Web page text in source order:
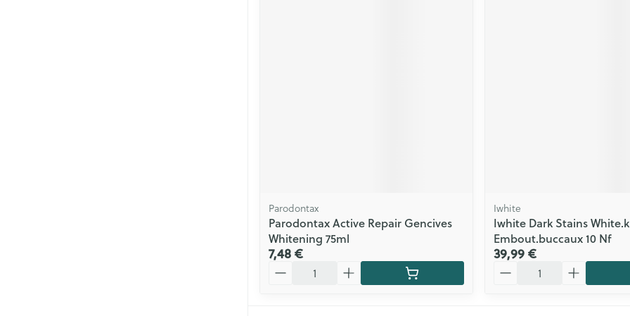
Parodontax
Parodontax Active Repair Gencives
Whitening 75ml
7,48 €
Quantité
Iwhite
Iwhite Dark Stains
Embout.buccaux 10 Nf
39,99 €
Quantité